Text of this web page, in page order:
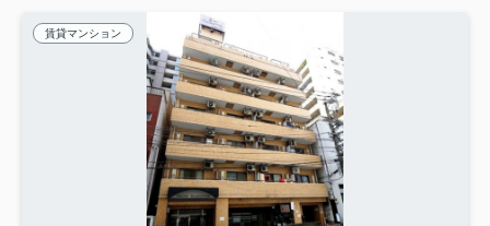
賃貸マンション